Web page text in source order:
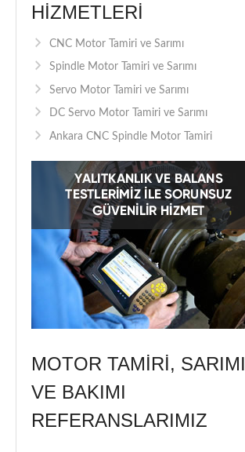
HIZMETLERI
CNC Motor Tamiri ve Sarımı
Spindle Motor Tamiri ve Sarımı
Servo Motor Tamiri ve Sarımı
DC Servo Motor Tamiri ve Sarımı
Ankara CNC Spindle Motor Tamiri
MOTOR TAMIRI, SARIMI
VE BAKIMI
REFERANSLARIMIZ